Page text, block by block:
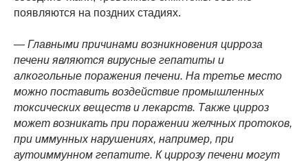
появляются на поздних стадиях.
— Главными причинами возникновения цирроза
печени являются вирусные гепатиты и
алкогольные поражения печени. На третье место
можно поставить воздействие промышленных
токсических веществ и лекарств. Также цирроз
может возникать при поражении желчных протоков,
при иммунных нарушениях, например, при
аутоиммунном гепатите. К циррозу печени могут